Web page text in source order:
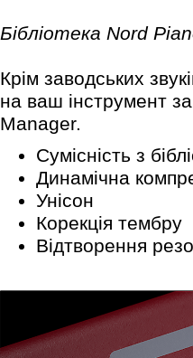
Бібліотека Nord
Крім заводських
на ваш інструмент
Manager.
Сумісність з
Динамічна
Унісон
Корекція тембру
Відтворення